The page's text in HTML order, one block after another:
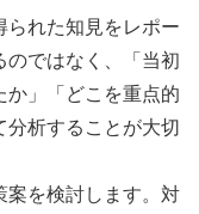
られた知見をレポー
のではなく、「当初
か」「どこを重点的
分析することが大切
案を検討します。対